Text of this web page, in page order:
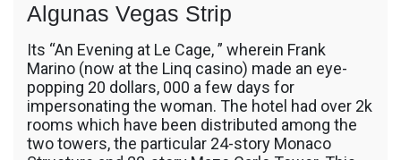
Algunas Vegas Strip
Its “An Evening at Le Cage, ” wherein Frank
Marino (now at the Linq casino) made an eye-
popping 20 dollars, 000 a few days for
impersonating the woman. The hotel had over 2k
rooms which have been distributed among the
two towers, the particular 24-story Monaco